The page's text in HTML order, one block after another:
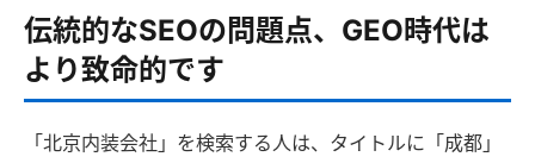
伝統的なSEOの問題点、GEO時代は
より致命的です
「北京内装会社」を検索する人は、タイトルに「成都」